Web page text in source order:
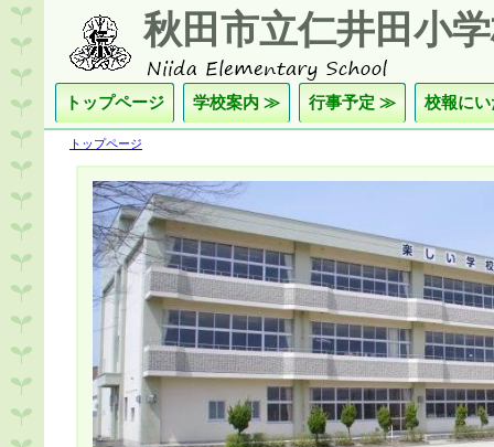
秋田市立仁井田小
トップページ 学校案内 ≫ 行事予定 ≫ 校報に
トップページ